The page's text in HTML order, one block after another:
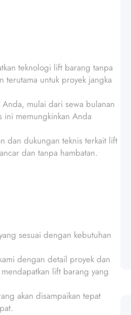
teknologi lift barang tanpa
terutama untuk proyek jangka
mulai dari sewa bulanan
ini memungkinkan Anda
dan dukungan teknis terkait lift
dan tanpa hambatan.
sesuai dengan kebutuhan
dengan detail proyek dan
lift barang yang
akan disampaikan tepat